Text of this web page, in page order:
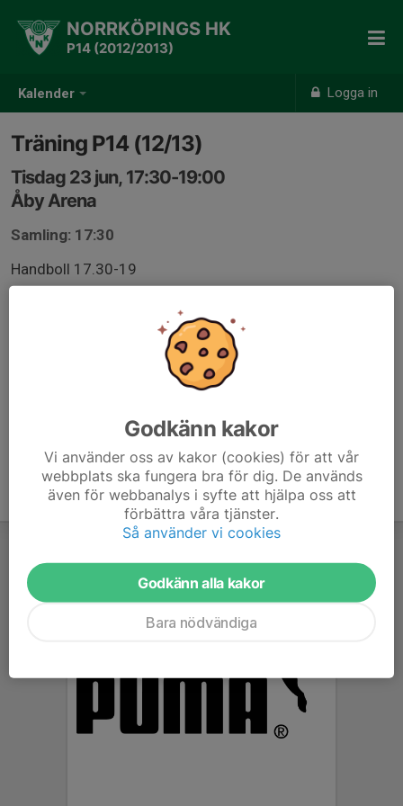
Kalender Logga in
NORRKÖPINGS HK
P14 (2012/2013)
Träning P14 (12/13)
Tisdag 23 jun, 17:30-19:00
Åby Arena
Samling: 17:30
Handboll 17.30-19
Godkänn kakor
Vi använder oss av kakor (cookies) för att vår
webbplats ska fungera bra för dig. De används
även för webbanalys i syfte att hjälpa oss att
förbättra våra tjänster.
Så använder vi cookies
Godkänn alla kakor
Bara nödvändiga